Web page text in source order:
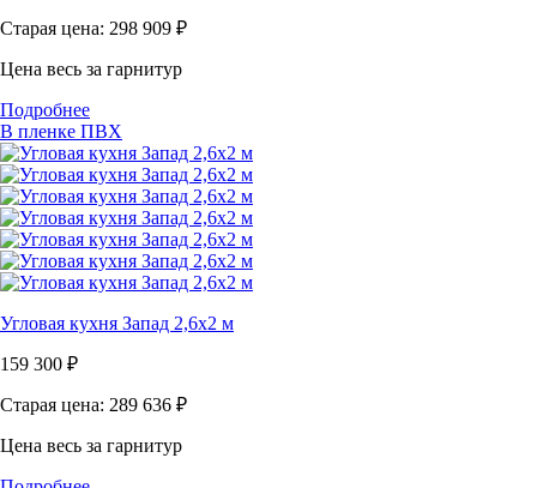
Старая цена: 298 909 ₽
Цена весь за гарнитур
Подробнее
В пленке ПВХ
Угловая кухня Запад 2,6х2 м
159 300 ₽
Старая цена: 289 636 ₽
Цена весь за гарнитур